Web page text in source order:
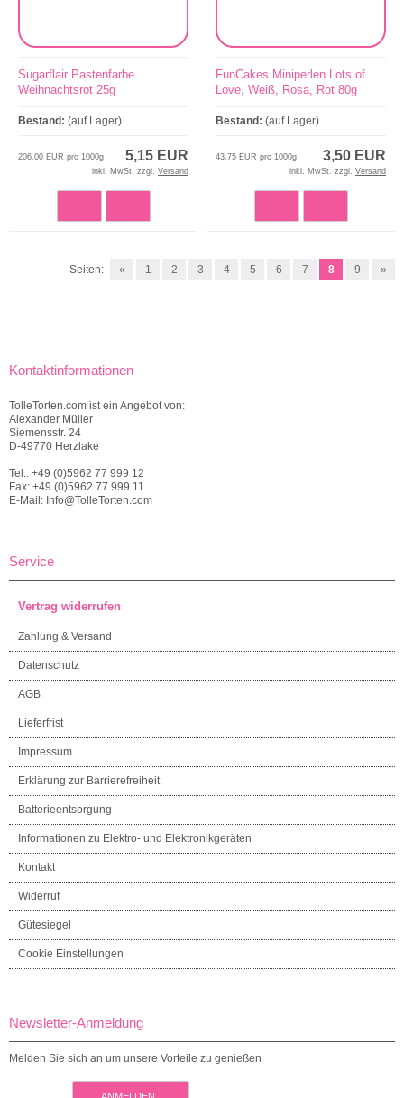
Sugarflair Pastenfarbe
Weihnachtsrot 25g
Bestand: (auf Lager)
5,15 EUR
206,00 EUR pro 1000g
inkl. MwSt. zzgl. Versand
FunCakes Miniperlen Lots of
Love, Weiß, Rosa, Rot 80g
Bestand: (auf Lager)
3,50 EUR
43,75 EUR pro 1000g
inkl. MwSt. zzgl. Versand
Seiten: « 1 2 3 4 5 6 7 8 9 »
Kontaktinformationen
TolleTorten.com ist ein Angebot von:
Alexander Müller
Siemensstr. 24
D-49770 Herzlake
Tel.: +49 (0)5962 77 999 12
Fax: +49 (0)5962 77 999 11
E-Mail: Info@TolleTorten.com
Service
Vertrag widerrufen
Zahlung & Versand
Datenschutz
AGB
Lieferfrist
Impressum
Erklärung zur Barrierefreiheit
Batterieentsorgung
Informationen zu Elektro- und Elektronikgeräten
Kontakt
Widerruf
Gütesiegel
Cookie Einstellungen
Newsletter-Anmeldung
Melden Sie sich an um unsere Vorteile zu genießen